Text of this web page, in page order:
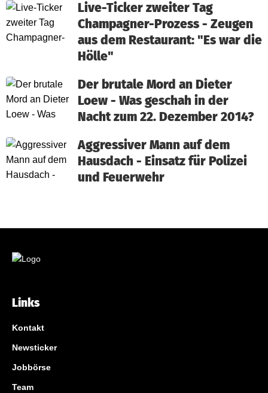
Live-Ticker zweiter Tag
Champagner-Prozess - Zeugen
aus dem Restaurant: "Es war die
Hölle"
Der brutale Mord an Dieter
Loew - Was geschah in der
Nacht zum 22. Dezember 2014?
Aggressiver Mann auf dem
Hausdach - Einsatz für Polizei
und Feuerwehr
Links
Kontakt
Newsticker
Jobbörse
Team